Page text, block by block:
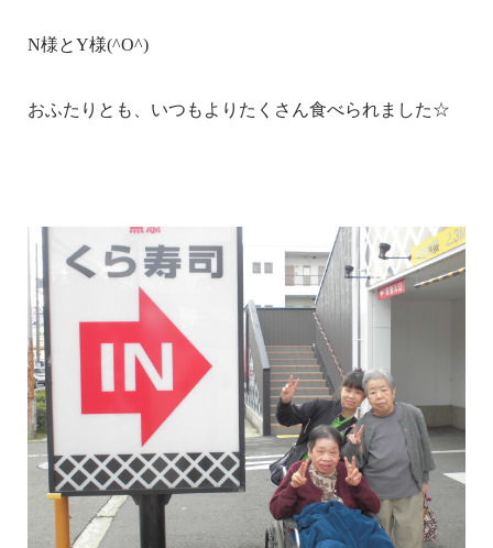
N様とY様(^O^)
おふたりとも、いつもよりたくさん食べられました☆